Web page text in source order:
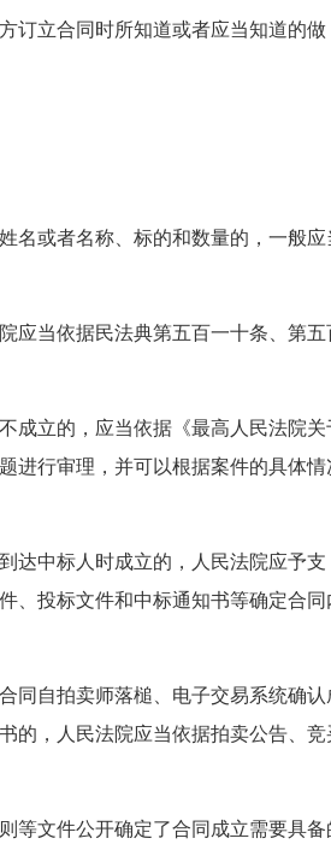
订立合同时所知道或者应当知道的做
名或者名称、标的和数量的，一般应
应当依据民法典第五百一十条、第五
成立的，应当依据《最高人民法院关
进行审理，并可以根据案件的具体情
达中标人时成立的，人民法院应予支
、投标文件和中标通知书等确定合同
同自拍卖师落槌、电子交易系统确认
的，人民法院应当依据拍卖公告、竞
等文件公开确定了合同成立需要具备